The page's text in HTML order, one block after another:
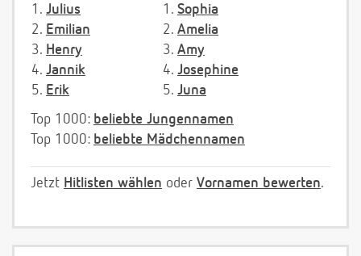
1. Julius
2. Emilian
3. Henry
4. Jannik
5. Erik
1. Sophia
2. Amelia
3. Amy
4. Josephine
5. Juna
Top 1000: beliebte Jungennamen
Top 1000: beliebte Mädchennamen
Jetzt Hitlisten wählen oder Vornamen bewerten.